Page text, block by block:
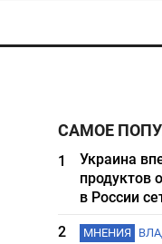
САМОЕ
1
Украина
продуктов
в России
2
МНЕНИЯ